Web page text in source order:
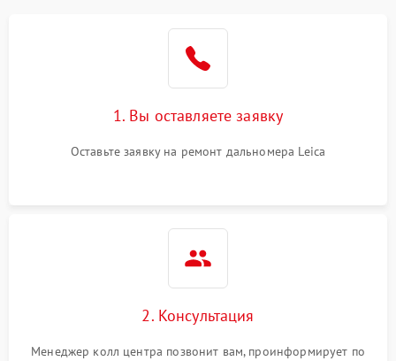
1. Вы оставляете заявку
Оставьте заявку на ремонт дальномера Leica
2. Консультация
Менеджер колл центра позвонит вам, проинформирует по